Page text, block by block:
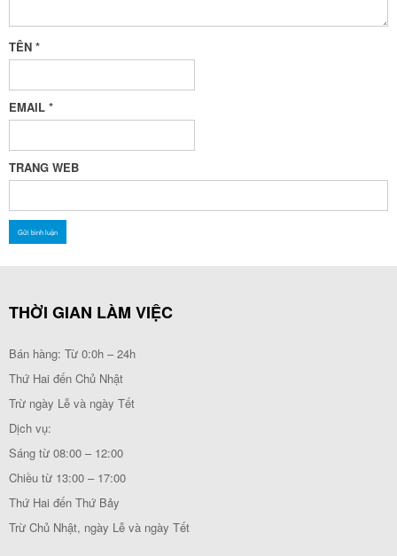
TÊN *
EMAIL *
TRANG WEB
THỜI GIAN LÀM VIỆC
Bán hàng: Từ 0:0h – 24h
Thứ Hai đến Chủ Nhật
Trừ ngày Lễ và ngày Tết
Dịch vụ:
Sáng từ 08:00 – 12:00
Chiều từ 13:00 – 17:00
Thứ Hai đến Thứ Bảy
Trừ Chủ Nhật, ngày Lễ và ngày Tết